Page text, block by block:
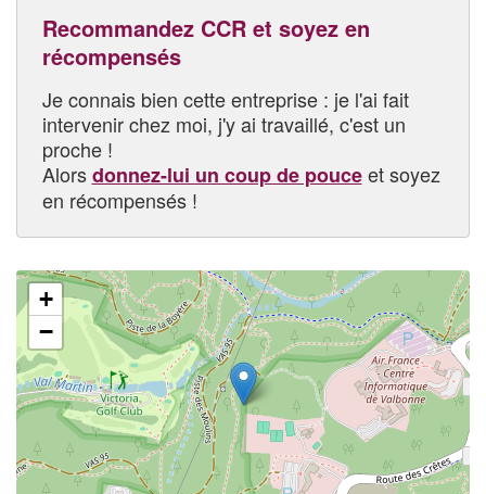
Recommandez CCR et soyez en
récompensés
Je connais bien cette entreprise : je l'ai fait
intervenir chez moi, j'y ai travaillé, c'est un
proche !
Alorsdonnez-lui un coup de pouceet soyez
en récompensés !
+
−